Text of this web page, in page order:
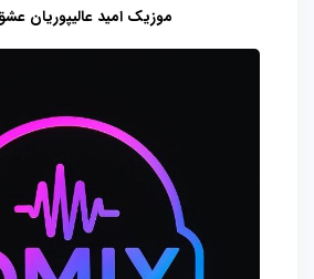
موزیک امید عالیپوریان